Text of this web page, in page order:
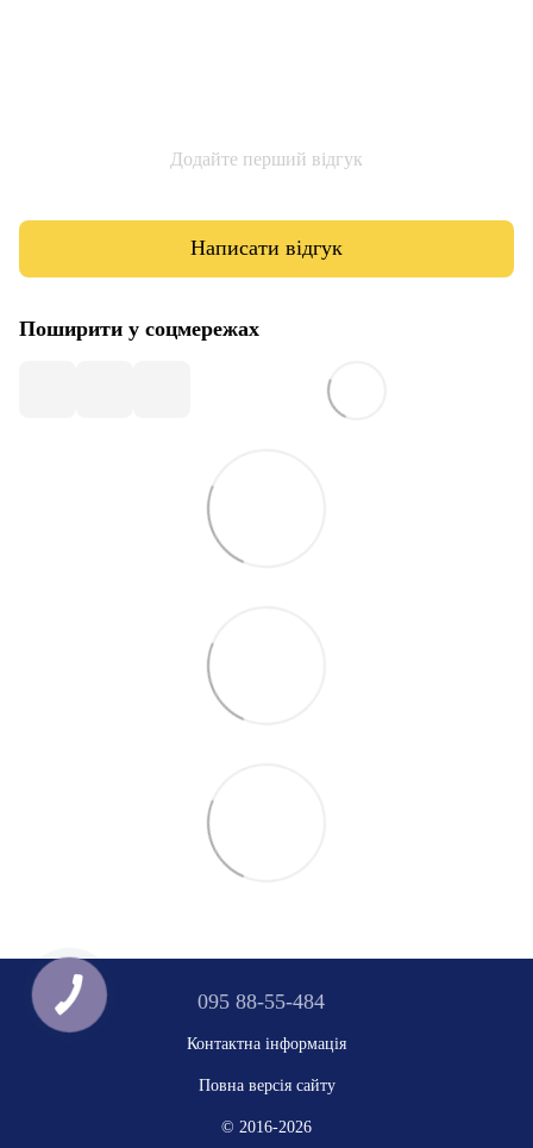
Додайте перший відгук
Написати відгук
Поширити у соцмережах
095 88-55-484
Контактна інформація
Повна версія сайту
© 2016-2026